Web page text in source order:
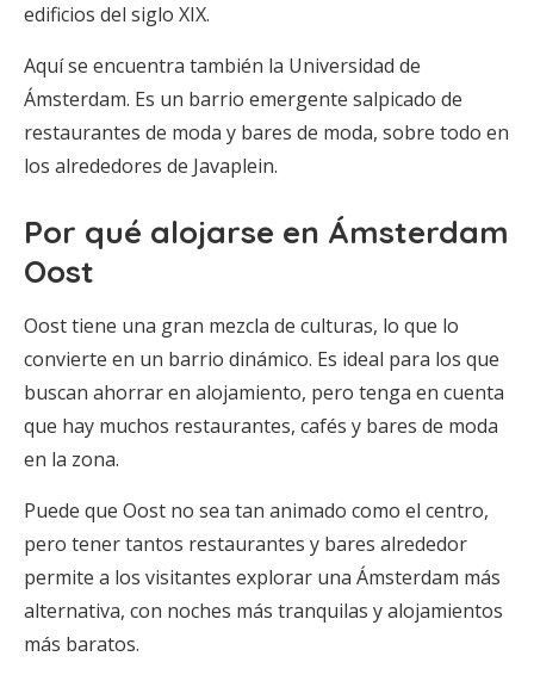
edificios del siglo XIX.
Aquí se encuentra también la Universidad de
Ámsterdam. Es un barrio emergente salpicado de
restaurantes de moda y bares de moda, sobre todo en
los alrededores de Javaplein.
Por qué alojarse en Ámsterdam
Oost
Oost tiene una gran mezcla de culturas, lo que lo
convierte en un barrio dinámico. Es ideal para los que
buscan ahorrar en alojamiento, pero tenga en cuenta
que hay muchos restaurantes, cafés y bares de moda
en la zona.
Puede que Oost no sea tan animado como el centro,
pero tener tantos restaurantes y bares alrededor
permite a los visitantes explorar una Ámsterdam más
alternativa, con noches más tranquilas y alojamientos
más baratos.